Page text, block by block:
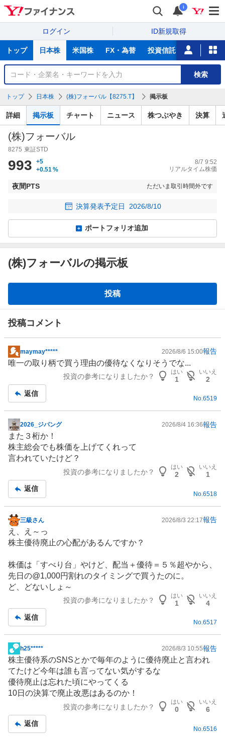
i
ログイン ID新規取得
サ
トップ 日本株 米国株 FX・為替 投資信託 ニュース
銘
検
索
検索
トップ 日本株 (株)フォーバル【8275.T】 掲示板
詳細 掲示板 チャート ニュース 株つぶやき 決算
(株)フォーバル
8275 東証STD
993
+5
+0.51 %
8/7 9:52
リアルタイム株価
夜間PTS ただいま取引時間外です
決算発表予定日 2026/8/10
ポートフォリオ追加
(株)フォーバルの掲示板
板
投稿
投稿コメント
掲
示
事
maymay***** 2026/8/6 15:00報告
唯一の取り柄で買う理由の優待なくなりそうでな...
投資の参考になりましたか？
はい
1
いいえ
2
返信
No.6519
掲
示
板
記
2026_ジパング 2026/8/4 16:36報告
また３桁か！
株主総会でも株価を上げてくれって
言われていたけど？
投資の参考になりましたか？
はい
2
いいえ
1
返信
No. 6518
掲
示
板
事
三級さん 2026/8/3 22:17報告
え、え～っ
株主優待廃止の心配があるんですか？
株価は「すべり台」やけど、配当＋優待＝５％超やから、
先日の@1,000円割れのタイミングで買うたのに。
ど、どないしょ～
投資の参考になりましたか？
はい
1
いいえ
4
返信
No.6517
掲
示
板
記
事
h25***** 2026/8/3 10:55報告
株主優待系のSNSとかで毎年のように優待廃止と言われ
てたけど今年は誰も言ってない気がするな
優待廃止は忘れた頃にやってくる
10日の決算で廃止改悪はあるのか！
投資の参考になりましたか？
はい
0
いいえ
6
返信
No. 6516